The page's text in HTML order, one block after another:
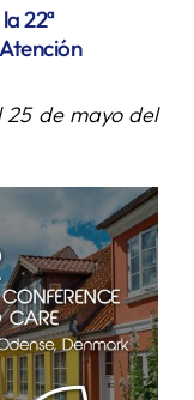
22ª
de mayo del